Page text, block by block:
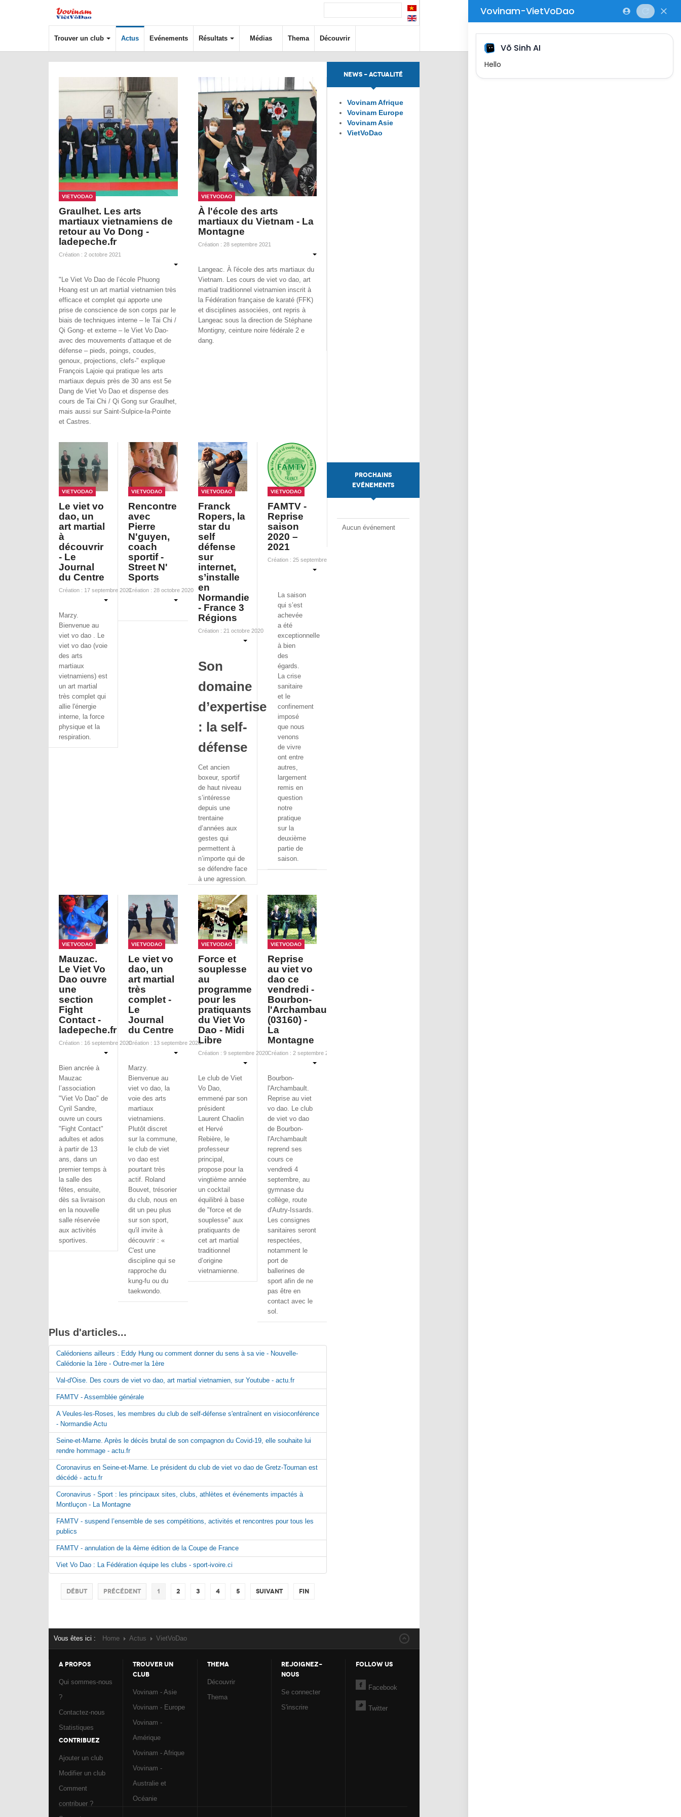
Trouver un club Actus Evénements Résultats Médias Thema Découvrir
VietVoDao
Graulhet. Les arts
martiaux vietnamiens de
retour au Vo Dong -
ladepeche.fr
Création : 2 octobre 2021
"Le Viet Vo Dao de l’école Phuong
Hoang est un art martial vietnamien très
efficace et complet qui apporte une
prise de conscience de son corps par le
biais de techniques interne – le Tai Chi /
Qi Gong- et externe – le Viet Vo Dao-
avec des mouvements d’attaque et de
défense – pieds, poings, coudes,
genoux, projections, clefs-" explique
François Lajoie qui pratique les arts
martiaux depuis près de 30 ans est 5e
Dang de Viet Vo Dao et dispense des
cours de Tai Chi / Qi Gong sur Graulhet,
mais aussi sur Saint-Sulpice-la-Pointe
et Castres.
VietVoDao
À l'école des arts
martiaux du Vietnam - La
Montagne
Création : 28 septembre 2021
Langeac. À l'école des arts martiaux du
Vietnam. Les cours de viet vo dao, art
martial traditionnel vietnamien inscrit à
la Fédération française de karaté (FFK)
et disciplines associées, ont repris à
Langeac sous la direction de Stéphane
Montigny, ceinture noire fédérale 2 e
dang.
VietVoDao
Le viet vo
dao, un
art martial
à
découvrir
- Le
Journal
du Centre
Création : 17 septembre 2021
Marzy.
Bienvenue au
viet vo dao .
Le
viet vo dao (voie
des arts
martiaux
vietnamiens) est
un art martial
très complet qui
allie l'énergie
interne, la force
physique et la
respiration.
VietVoDao
Rencontre
avec
Pierre
N'guyen,
coach
sportif -
Street N'
Sports
Création : 28 octobre 2020
VietVoDao
Franck
Ropers, la
star du
self
défense
sur
internet,
s’installe
en
Normandie
- France 3
Régions
Création : 21 octobre 2020
Son
domaine
d’expertise
: la self-
défense
Cet ancien
boxeur, sportif
de haut niveau
s’intéresse
depuis une
trentaine
d’années aux
gestes qui
permettent à
n’importe qui de
se défendre face
à une agression.
VietVoDao
FAMTV -
Reprise
saison
2020 –
2021
Création : 25 septembre 2020
La saison
qui s’est
achevée
a été
exceptionnelle
à bien
des
égards.
La crise
sanitaire
et le
confinement
imposé
que nous
venons
de vivre
ont entre
autres,
largement
remis en
question
notre
pratique
sur la
deuxième
partie de
saison.
VietVoDao
Mauzac.
Le Viet Vo
Dao ouvre
une
section
Fight
Contact -
ladepeche.fr
Création : 16 septembre 2020
Bien ancrée à
Mauzac
l’association
"Viet Vo Dao" de
Cyril Sandre,
ouvre un cours
"Fight Contact"
adultes et ados
à partir de 13
ans, dans un
premier temps à
la salle des
fêtes, ensuite,
dès sa livraison
en la nouvelle
salle réservée
aux activités
sportives.
VietVoDao
Le viet vo
dao, un
art martial
très
complet -
Le
Journal
du Centre
Création : 13 septembre 2020
Marzy.
Bienvenue au
viet vo dao, la
voie des arts
martiaux
vietnamiens.
Plutôt discret
sur la commune,
le club de viet
vo dao est
pourtant très
actif. Roland
Bouvet, trésorier
du club, nous en
dit un peu plus
sur son sport,
qu'il invite à
découvrir : «
C'est une
discipline qui se
rapproche du
kung-fu ou du
taekwondo.
VietVoDao
Force et
souplesse
au
programme
pour les
pratiquants
du Viet Vo
Dao - Midi
Libre
Création : 9 septembre 2020
Le club de Viet
Vo Dao,
emmené par son
président
Laurent Chaolin
et Hervé
Rebière, le
professeur
principal,
propose pour la
vingtième année
un cocktail
équilibré à base
de "force et de
souplesse" aux
pratiquants de
cet art martial
traditionnel
d’origine
vietnamienne.
VietVoDao
Reprise
au viet vo
dao ce
vendredi -
Bourbon-
l'Archambault
(03160) -
La
Montagne
Création : 2 septembre 2020
Bourbon-
l'Archambault.
Reprise au viet
vo dao. Le club
de viet vo dao
de Bourbon-
l'Archambault
reprend ses
cours ce
vendredi 4
septembre, au
gymnase du
collège, route
d'Autry-Issards.
Les consignes
sanitaires seront
respectées,
notamment le
port de
ballerines de
sport afin de ne
pas être en
contact avec le
sol.
Plus d'articles...
Calédoniens ailleurs : Eddy Hung ou comment donner du sens à sa vie - Nouvelle-
Calédonie la 1ère - Outre-mer la 1ère
Val-d'Oise. Des cours de viet vo dao, art martial vietnamien, sur Youtube - actu.fr
FAMTV - Assemblée générale
A Veules-les-Roses, les membres du club de self-défense s'entraînent en visioconférence
- Normandie Actu
Seine-et-Marne. Après le décès brutal de son compagnon du Covid-19, elle souhaite lui
rendre hommage - actu.fr
Coronavirus en Seine-et-Marne. Le président du club de viet vo dao de Gretz-Tournan est
décédé - actu.fr
Coronavirus - Sport : les principaux sites, clubs, athlètes et événements impactés à
Montluçon - La Montagne
FAMTV - suspend l’ensemble de ses compétitions, activités et rencontres pour tous les
publics
FAMTV - annulation de la 4ème édition de la Coupe de France
Viet Vo Dao : La Fédération équipe les clubs - sport-ivoire.ci
Début Précédent 1 2 3 4 5 Suivant Fin
NEWS - ACTUALITÉ
Vovinam Afrique
Vovinam Europe
Vovinam Asie
VietVoDao
PROCHAINS
EVÉNEMENTS
Aucun événement
Vous êtes ici : Home Actus VietVoDao
A PROPOS
Qui sommes-nous
?
Contactez-nous
Statistiques
CONTRIBUEZ
Ajouter un club
Modifier un club
Comment
contribuer ?
TROUVER UN
CLUB
Vovinam - Asie
Vovinam - Europe
Vovinam -
Amérique
Vovinam - Afrique
Vovinam -
Australie et
Océanie
THEMA
Découvrir
Thema
REJOIGNEZ-
NOUS
Se connecter
S'inscrire
FOLLOW US
Facebook
Twitter